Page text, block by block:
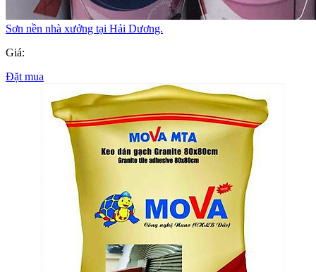
Sơn nền nhà xưởng tại Hải Dương.
Giá:
Đặt mua